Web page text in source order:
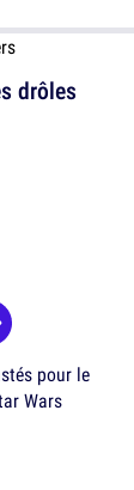
drôles
pour le
Wars